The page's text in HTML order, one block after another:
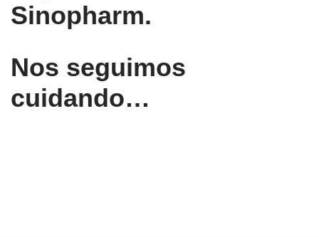
Sinopharm.
Nos seguimos
cuidando…